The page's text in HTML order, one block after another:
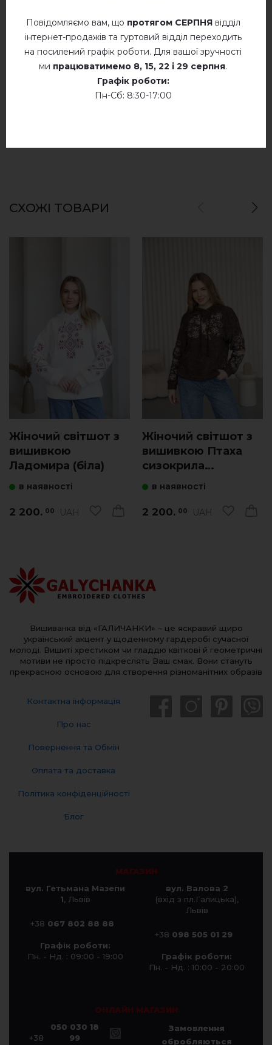
ВІДГУКИ ПРО ЛАДОМИРА (ЧОРНИЙ)
Немає відгуків про цей товар.
СХОЖІ ТОВАРИ
Жіночий світшот з
вишивкою
Ладомира (біла)
в наявності
2 200. 00 UAH
Жіночий світшот з
вишивкою Птаха
сизокрила
в наявності
2 200. 00 UAH
Вишиванка від «ГАЛИЧАНКИ» – це яскравий щиро
український акцент у щоденному гардеробі сучасної
молоді. Вишиті хрестиком чи гладдю квіткові й геометричні
мотиви не просто підкреслять Ваш смак. Вони стануть
прекрасною основою для створення різноманітних образів
Контактна інформація
Про нас
Повернення та Обмін
Оплата та доставка
Політика конфіденційності
Блог
МАГАЗИН
вул. Гетьмана Мазепи
1, Львів
+38 067 802 88 88
Графік роботи:
Пн. - Нд. : 09:00 - 19:00
вул. Валова 2
(вхід з пл.Галицька),
Львів
+38 098 505 01 29
Графік роботи:
Пн. - Нд. : 10:00 - 20:00
ОНЛАЙН МАГАЗИН
+38
050 030 18
99
Замовлення
обробляються
Повідомляємо вам, що протягом СЕРПНЯвідділ
інтернет-продажів та гуртовий відділ переходить
на посилений графік роботи. Для вашої зручності
ми працюватимемо 8, 15, 22 і 29 серпня.
Графік роботи:
Пн-Сб: 8:30-17:00